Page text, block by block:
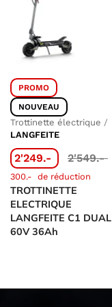
PROMO
NOUVEAU
Trottinette électrique /
LANGFEITE
2'249.- 2'549.-
300.- de réduction
TROTTINETTE
ELECTRIQUE
LANGFEITE C1 DUAL
60V 36Ah